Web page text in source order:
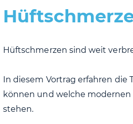
Hüftschmerzen sind weit
In diesem Vortrag erfahren die
können und welche
stehen.